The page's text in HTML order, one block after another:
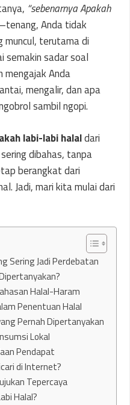
“sebenarnya Apakah
Anda tidak
muncul, terutama di
semakin sadar soal
mengajak Anda
mengalir, dan apa
sambil ngopi.
labi-labi halaldari
dibahas, tanpa
berangkat dari
Jadi, mari kita mulai dari
Sering Jadi Perdebatan
Halal-Haram
Penentuan Halal
Pernah Dipertanyakan
Lokal
Pendapat
di Internet?
Tepercaya
Halal?